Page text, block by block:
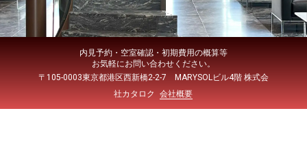
内見予約・空室確認・初期費用の概算等
お気軽にお問い合わせください。
〒105-0003東京都港区西新橋2-2-7 MARYSOLビル4階 株式会
社カタロク
会社概要